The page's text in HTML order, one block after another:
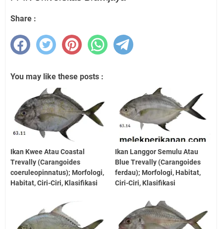
Share :
You may like these posts :
Ikan Kwee Atau Coastal
Trevally (Carangoides
coeruleopinnatus); Morfologi,
Habitat, Ciri-Ciri, Klasifikasi
Ikan Langgor Semulu Atau
Blue Trevally (Carangoides
ferdau); Morfologi, Habitat,
Ciri-Ciri, Klasifikasi